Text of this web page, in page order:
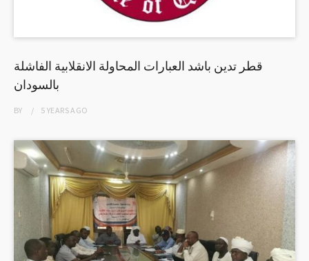
قطر تدين باشد العبارات المحاولة الانقلابية الفاشلة
بالسودان
BY 5 YEARSAGO